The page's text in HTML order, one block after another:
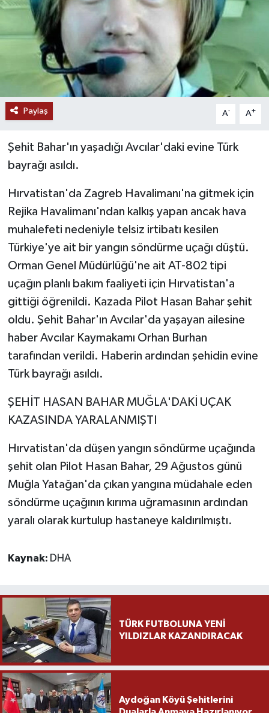
Paylaş A- A+
Şehit Bahar'ın yaşadığı Avcılar'daki evine Türk
bayrağı asıldı.
Hırvatistan'da Zagreb Havalimanı'na gitmek için
Rejika Havalimanı'ndan kalkış yapan ancak hava
muhalefeti nedeniyle telsiz irtibatı kesilen
Türkiye'ye ait bir yangın söndürme uçağı düştü.
Orman Genel Müdürlüğü'ne ait AT-802 tipi
uçağın planlı bakım faaliyeti için Hırvatistan'a
gittiği öğrenildi. Kazada Pilot Hasan Bahar şehit
oldu. Şehit Bahar'ın Avcılar'da yaşayan ailesine
haber Avcılar Kaymakamı Orhan Burhan
tarafından verildi. Haberin ardından şehidin evine
Türk bayrağı asıldı.
ŞEHİT HASAN BAHAR MUĞLA'DAKİ UÇAK
KAZASINDA YARALANMIŞTI
Hırvatistan'da düşen yangın söndürme uçağında
şehit olan Pilot Hasan Bahar, 29 Ağustos günü
Muğla Yatağan'da çıkan yangına müdahale eden
söndürme uçağının kırıma uğramasının ardından
yaralı olarak kurtulup hastaneye kaldırılmıştı.
Kaynak: DHA
TÜRK FUTBOLUNA YENİ
YILDIZLAR KAZANDIRACAK
Aydoğan Köyü Şehitlerini
Haberde İnsan
Kültür Sanat
Magazin
Politika
Sağlık
Son Dakika
Yerel
AboneHaber Özel